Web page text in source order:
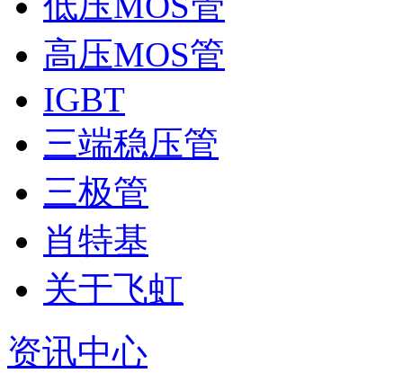
高压MOS管
IGBT
三端稳压管
三极管
肖特基
关于飞虹
资讯中心